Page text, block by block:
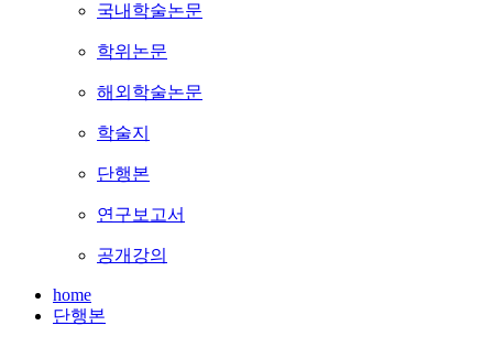
국내학술논문
학위논문
해외학술논문
학술지
단행본
연구보고서
공개강의
home
단행본